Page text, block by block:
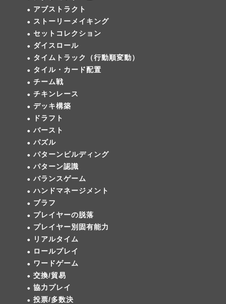
アブストラクト
ストーリーメイキング
セットコレクション
ダイスロール
タイムトラック（行動順変動）
タイル・カード配置
チーム戦
チキンレース
デッキ構築
ドラフト
バースト
パズル
パターンビルディング
パターン認識
バランスゲーム
ハンドマネージメント
ブラフ
プレイヤーの脱落
プレイヤー別固有能力
リアルタイム
ロールプレイ
ワードゲーム
交換/貿易
協力プレイ
投票/多数決